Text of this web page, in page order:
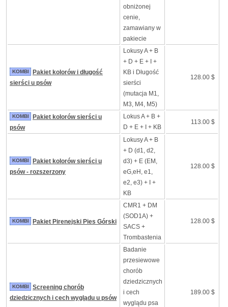
obniżonej
cenie,
zamawiany w
pakiecie
KOMBI
Pakiet kolorów i długość
sierści u psów
Lokusy A + B
+ D + E + I +
KB i Długość
sierści
(mutacja M1,
M3, M4, M5)
128.00 $
KOMBI
Pakiet kolorów sierści u
psów
Lokus A + B +
D + E + I + KB
113.00 $
KOMBI
Pakiet kolorów sierści u
psów - rozszerzony
Lokusy A + B
+ D (d1, d2,
d3) + E (EM,
eG,eH, e1,
e2, e3) + I +
KB
128.00 $
KOMBI Pakiet Pirenejski Pies Górski
CMR1 + DM
(SOD1A) +
SACS +
Trombastenia
128.00 $
KOMBI
Screening chorób
dziedzicznych i cech wyglądu u psów
Badanie
przesiewowe
chorób
dziedzicznych
i cech
wyglądu psa
189.00 $